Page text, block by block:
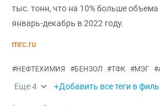
тыс. тонн, что на 10% больше
январь-декабрь в 2022 году.
mrc.ru
#НЕФТЕХИМИЯ #БЕНЗОЛ #ТФК #МЭГ #
Еще4 +Добавить все теги в